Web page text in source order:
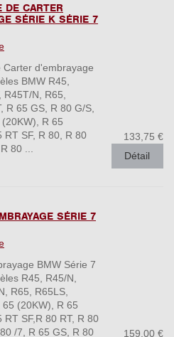
DE CARTER
SÉRIE K SÉRIE 7
Carter d'embrayage
BMW R45,
R45T/N, R65,
R 65 GS, R 80 G/S,
R 65
RT SF, R 80, R 80
80 ...
133,75 €
Détail
SÉRIE 7
BMW Série 7
R45, R45/N,
R65, R65LS,
(20KW), R 65
RT SF,R 80 RT, R 80
/7, R 65 GS, R 80
159,00 €